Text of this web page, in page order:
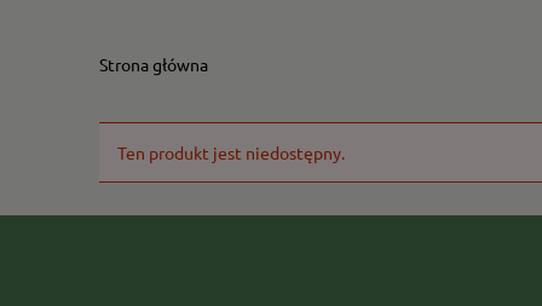
Strona główna
Ten produkt jest niedostępny.